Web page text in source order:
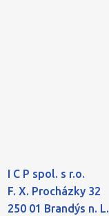
I C P spol. s r.o.
F. X. Procházky 32
250 01 Brandýs n. L.